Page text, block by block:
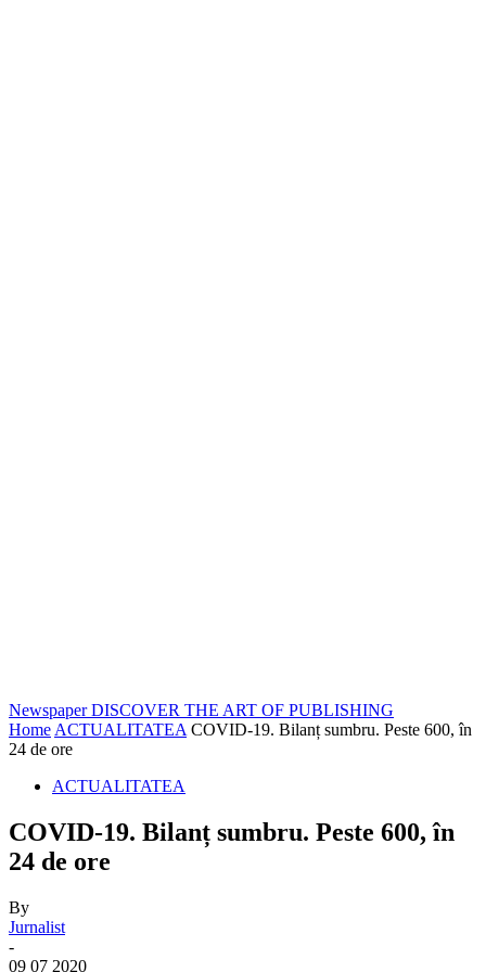
Newspaper DISCOVER THE ART OF PUBLISHING
Home ACTUALITATEA COVID-19. Bilanț sumbru. Peste 600, în
24 de ore
ACTUALITATEA
COVID-19. Bilanț sumbru. Peste 600, în
24 de ore
By
Jurnalist
-
09 07 2020